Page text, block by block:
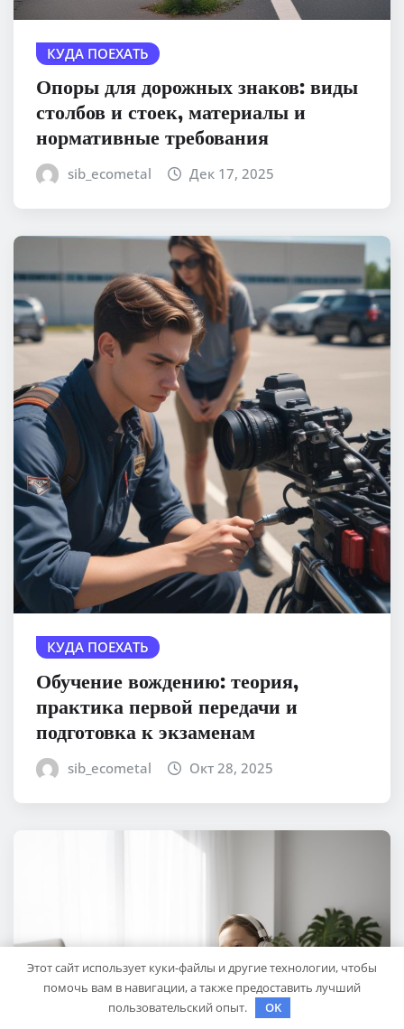
КУДА ПОЕХАТЬ
Опоры для дорожных знаков: виды
столбов и стоек, материалы и
нормативные требования
sib_ecometal Дек 17, 2025
КУДА ПОЕХАТЬ
Обучение вождению: теория,
практика первой передачи и
подготовка к экзаменам
sib_ecometal Окт 28, 2025
Этот сайт использует куки-файлы и другие технологии, чтобы
помочь вам в навигации, а также предоставить лучший
пользовательский опыт.
OK